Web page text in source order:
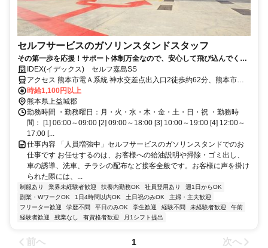
セルフサービスのガソリンスタンドスタッフ
その第一歩を応援！サポート体制万全なので、安心して飛び込んでくだ
さい。IDEX(イデックス) セルフ嘉島SS
アクセス 熊本市電Ａ系統 神水交差点出入口2徒歩約62分、熊本市電
Ａ系統 健軍町徒歩約62分、熊本市電Ａ系統 八丁馬場出入口徒歩約63
分
時給1,100円以上
熊本県上益城郡
勤務時間 ・勤務曜日：月・火・水・木・金・土・日・祝 ・勤務時
間： [1] 06:00～09:00 [2] 09:00～18:00 [3] 10:00～19:00 [4] 12:00～
17:00 [...
仕事内容 「人員増強中」セルフサービスのガソリンスタンドでのお
仕事です お任せするのは、お客様への給油説明や掃除・ゴミ出し、
車の誘導、洗車、チラシの配布など接客全般です。お客様に声を掛け
られた際には、...
制服あり 業界未経験者歓迎 扶養内勤務OK 社員登用あり
週1日からOK
副業・WワークOK
1日4時間以内OK 土日祝のみOK
主婦・主夫歓迎
フリーター歓迎
学歴不問 平日のみOK 学生歓迎 経験不問 未経験者歓迎
午前
経験者歓迎
残業なし 有資格者歓迎 月1シフト提出
前へ 1 次へ